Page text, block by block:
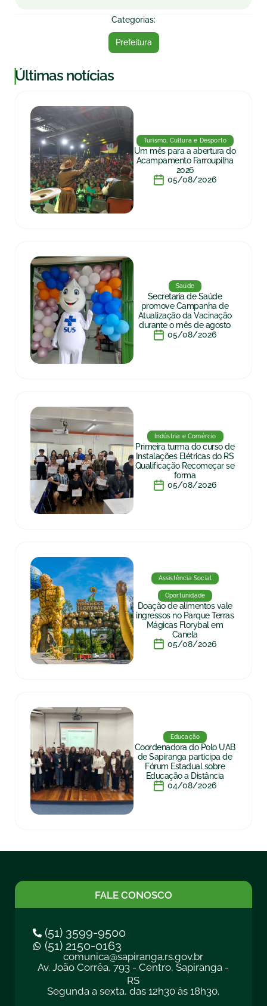
Categorias:
Prefeitura
|Últimas notícias
Turismo, Cultura e Desporto
Um mês para a abertura do
Acampamento Farroupilha
2026
05/08/2026
Saúde
Secretaria de Saúde
promove Campanha de
Atualização da Vacinação
durante o mês de agosto
05/08/2026
Indústria e Comércio
Primeira turma do curso de
Instalações Elétricas do RS
Qualificação Recomeçar se
forma
05/08/2026
Assistência Social
Oportunidade
Doação de alimentos vale
ingressos no Parque Terras
Mágicas Florybal em
Canela
05/08/2026
Educação
Coordenadora do Polo UAB
de Sapiranga participa de
Fórum Estadual sobre
Educação a Distância
04/08/2026
FALE CONOSCO
(51) 3599-9500
(51) 2150-0163
comunica@sapiranga.rs.gov.br
Av. João Corrêa, 793 - Centro, Sapiranga -
RS
Segunda a sexta, das 12h30 às 18h30.